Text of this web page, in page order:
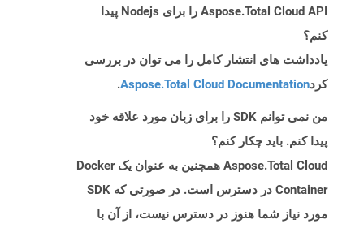
Aspose.Total Cloud API را برای Nodejs پیدا
کنم؟
یادداشت های انتشار کامل را می توان در بررسی
کردAspose.Total Cloud Documentation
.
من نمی توانم SDK را برای زبان مورد علاقه خود
پیدا کنم. باید چکار کنم؟
Aspose.Total Cloud همچنین به عنوان یک Docker
Container در دسترس است. در صورتی که SDK
مورد نیاز شما هنوز در دسترس نیست، از آن با